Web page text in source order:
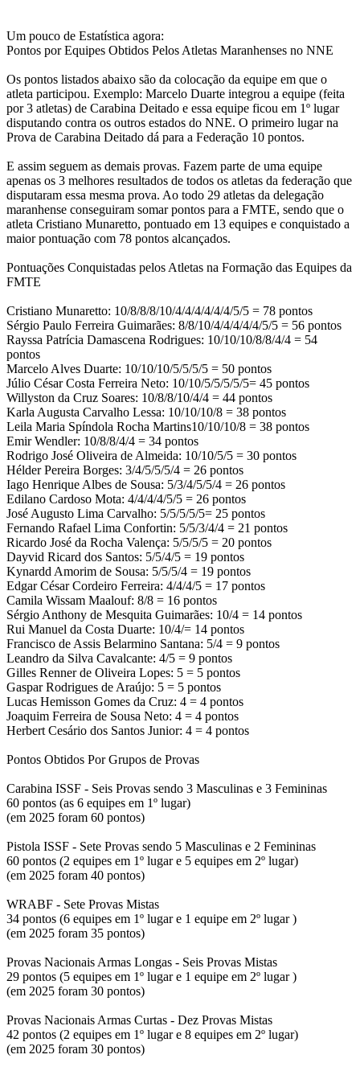
Um pouco de Estatística agora:
Pontos por Equipes Obtidos Pelos Atletas Maranhenses no NNE
Os pontos listados abaixo são da colocação da equipe em que o
atleta participou. Exemplo: Marcelo Duarte integrou a equipe (feita
por 3 atletas) de Carabina Deitado e essa equipe ficou em 1º lugar
disputando contra os outros estados do NNE. O primeiro lugar na
Prova de Carabina Deitado dá para a Federação 10 pontos.
E assim seguem as demais provas. Fazem parte de uma equipe
apenas os 3 melhores resultados de todos os atletas da federação que
disputaram essa mesma prova. Ao todo 29 atletas da delegação
maranhense conseguiram somar pontos para a FMTE, sendo que o
atleta Cristiano Munaretto, pontuado em 13 equipes e conquistado a
maior pontuação com 78 pontos alcançados.
Pontuações Conquistadas pelos Atletas na Formação das Equipes da
FMTE
Cristiano Munaretto: 10/8/8/8/10/4/4/4/4/4/4/5/5 = 78 pontos
Sérgio Paulo Ferreira Guimarães: 8/8/10/4/4/4/4/4/5/5 = 56 pontos
Rayssa Patrícia Damascena Rodrigues: 10/10/10/8/8/4/4 = 54
pontos
Marcelo Alves Duarte: 10/10/10/5/5/5/5 = 50 pontos
Júlio César Costa Ferreira Neto: 10/10/5/5/5/5/5= 45 pontos
Willyston da Cruz Soares: 10/8/8/10/4/4 = 44 pontos
Karla Augusta Carvalho Lessa: 10/10/10/8 = 38 pontos
Leila Maria Spíndola Rocha Martins10/10/10/8 = 38 pontos
Emir Wendler: 10/8/8/4/4 = 34 pontos
Rodrigo José Oliveira de Almeida: 10/10/5/5 = 30 pontos
Hélder Pereira Borges: 3/4/5/5/5/4 = 26 pontos
Iago Henrique Albes de Sousa: 5/3/4/5/5/4 = 26 pontos
Edilano Cardoso Mota: 4/4/4/4/5/5 = 26 pontos
José Augusto Lima Carvalho: 5/5/5/5/5= 25 pontos
Fernando Rafael Lima Confortin: 5/5/3/4/4 = 21 pontos
Ricardo José da Rocha Valença: 5/5/5/5 = 20 pontos
Dayvid Ricard dos Santos: 5/5/4/5 = 19 pontos
Kynardd Amorim de Sousa: 5/5/5/4 = 19 pontos
Edgar César Cordeiro Ferreira: 4/4/4/5 = 17 pontos
Camila Wissam Maalouf: 8/8 = 16 pontos
Sérgio Anthony de Mesquita Guimarães: 10/4 = 14 pontos
Rui Manuel da Costa Duarte: 10/4/= 14 pontos
Francisco de Assis Belarmino Santana: 5/4 = 9 pontos
Leandro da Silva Cavalcante: 4/5 = 9 pontos
Gilles Renner de Oliveira Lopes: 5 = 5 pontos
Gaspar Rodrigues de Araújo: 5 = 5 pontos
Lucas Hemisson Gomes da Cruz: 4 = 4 pontos
Joaquim Ferreira de Sousa Neto: 4 = 4 pontos
Herbert Cesário dos Santos Junior: 4 = 4 pontos
Pontos Obtidos Por Grupos de Provas
Carabina ISSF - Seis Provas sendo 3 Masculinas e 3 Femininas
60 pontos (as 6 equipes em 1º lugar)
(em 2025 foram 60 pontos)
Pistola ISSF - Sete Provas sendo 5 Masculinas e 2 Femininas
60 pontos (2 equipes em 1º lugar e 5 equipes em 2º lugar)
(em 2025 foram 40 pontos)
WRABF - Sete Provas Mistas
34 pontos (6 equipes em 1º lugar e 1 equipe em 2º lugar )
(em 2025 foram 35 pontos)
Provas Nacionais Armas Longas - Seis Provas Mistas
29 pontos (5 equipes em 1º lugar e 1 equipe em 2º lugar )
(em 2025 foram 30 pontos)
Provas Nacionais Armas Curtas - Dez Provas Mistas
42 pontos (2 equipes em 1º lugar e 8 equipes em 2º lugar)
(em 2025 foram 30 pontos)